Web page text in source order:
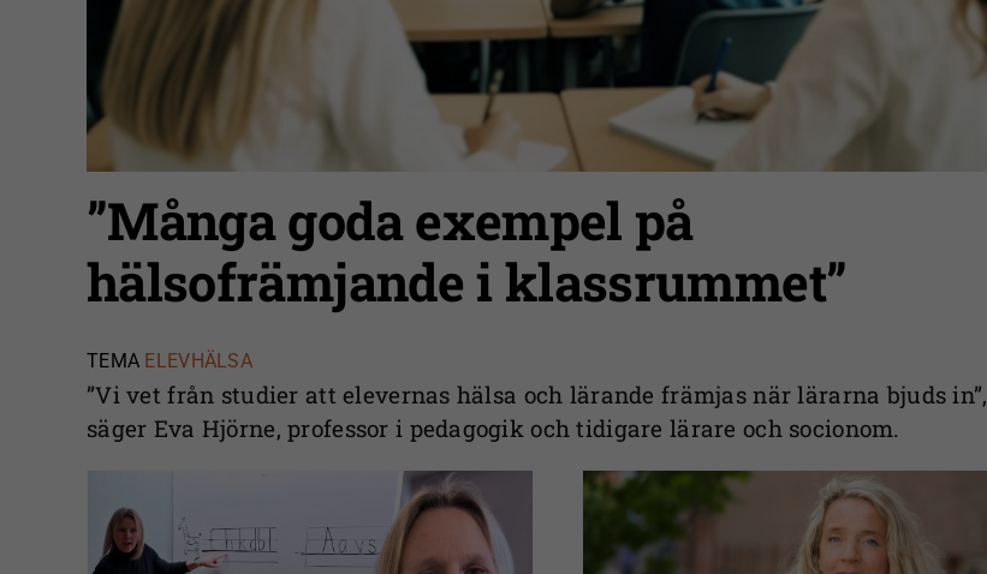
”Många goda exempel på
hälsofrämjande i klassrummet”
TEMA ELEVHÄLSA
”Vi vet från studier att elevernas hälsa och lärande främjas när lärarna bjuds in”,
säger Eva Hjörne, professor i pedagogik och tidigare lärare och socionom.